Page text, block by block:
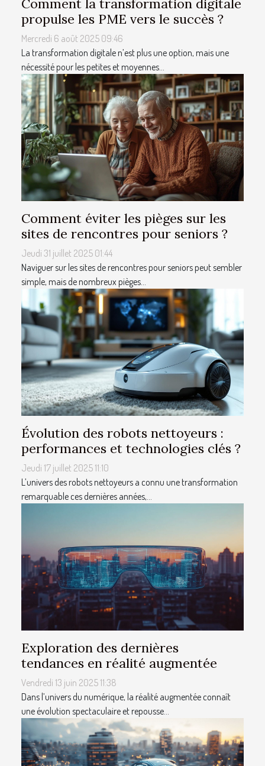
Comment la transformation digitale
propulse les PME vers le succès ?
Mercredi 6 août 2025 09:46
La transformation digitale n’est plus une option, mais une
nécessité pour les petites et moyennes...
Comment éviter les pièges sur les
sites de rencontres pour seniors ?
Jeudi 31 juillet 2025 01:44
Naviguer sur les sites de rencontres pour seniors peut sembler
simple, mais de nombreux pièges...
Évolution des robots nettoyeurs :
performances et technologies clés ?
Jeudi 17 juillet 2025 11:10
L’univers des robots nettoyeurs a connu une transformation
remarquable ces dernières années,...
Exploration des dernières
tendances en réalité augmentée
Vendredi 13 juin 2025 11:38
Dans l’univers du numérique, la réalité augmentée connaît
une évolution spectaculaire et repousse...